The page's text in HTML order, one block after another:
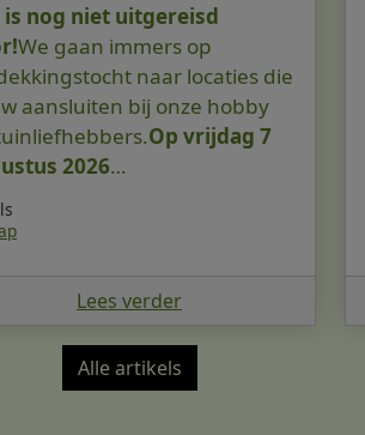
is nog niet uitgereisd
We gaan immers op
naar locaties die
aansluiten bij onze hobby
Op vrijdag 7
2026…
Lees verder
Alle artikels